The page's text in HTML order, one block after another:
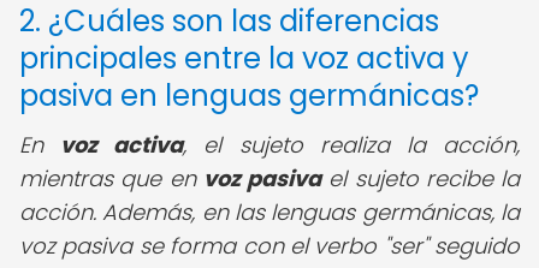
2. ¿Cuáles son las diferencias
principales entre la voz activa y
pasiva en lenguas germánicas?
En voz activa, el sujeto realiza la acción,
mientras que en voz pasivael sujeto recibe la
acción. Además, en las lenguas germánicas, la
voz pasiva se forma con el verbo "ser" seguido